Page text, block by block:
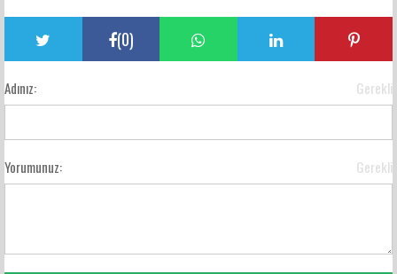
(0)
Adınız: Gerekli
Yorumunuz: Gerekli